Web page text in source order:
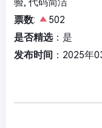
验, 代码简洁
票数:
502
是否精选：是
发布时间 ：2025年